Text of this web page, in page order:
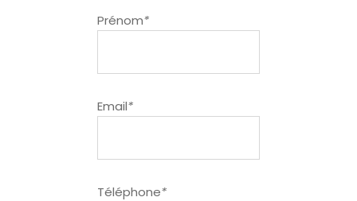
Prénom*
Email*
Téléphone*